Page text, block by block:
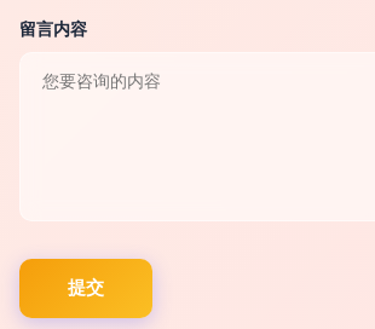
留言内容